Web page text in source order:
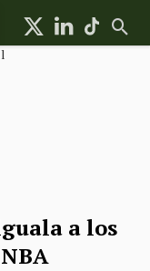
de herramientas
a los